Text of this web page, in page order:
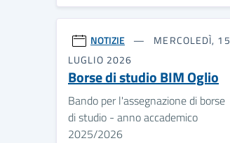
NOTIZIE
MERCOLEDÌ, 15
LUGLIO 2026
Borse di studio BIM Oglio
Bando per l'assegnazione di borse
di studio - anno accademico
2025/2026